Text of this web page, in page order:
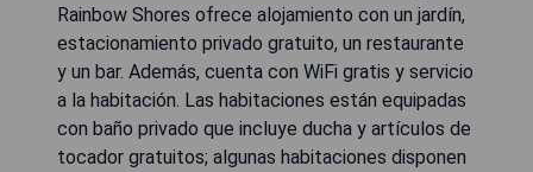
Rainbow Shores ofrece alojamiento con un jardín,
estacionamiento privado gratuito, un restaurante
y un bar. Además, cuenta con WiFi gratis y servicio
a la habitación. Las habitaciones están equipadas
con baño privado que incluye ducha y artículos de
tocador gratuitos; algunas habitaciones disponen